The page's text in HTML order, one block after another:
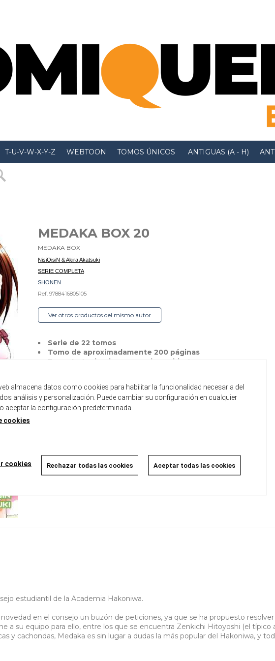
T-U-V-W-X-Y-Z WEBTOON TOMOS ÚNICOS ANTIGUAS (A - H)
MEDAKA BOX 20
MEDAKA BOX
NisiOisiN & Akira Akatsuki
SERIE COMPLETA
SHONEN
Ref. 9788416805105
Ver otros productos del mismo autor
Serie de 22 tomos
Tomo de aproximadamente 200 páginas
Formato tankoubon con sobrecubierta
8,00 € 7,60 €
estudiantil de la Academia Hakoniwa.
en el consejo un buzón de peticiones, ya que se ha propuesto
a su equipo para ello, entre los que se encuentra Zenkichi Hitoyoshi (el típico
y cachondas, Medaka es sin lugar a dudas la más popular del Hakoniwa, y
almacena datos como cookies para habilitar la funcionalidad necesaria del
análisis y personalización. Puede cambiar su configuración en cualquier
aceptar la configuración predeterminada.
cookies
cookies Rechazar todas las cookies Aceptar todas las cookies